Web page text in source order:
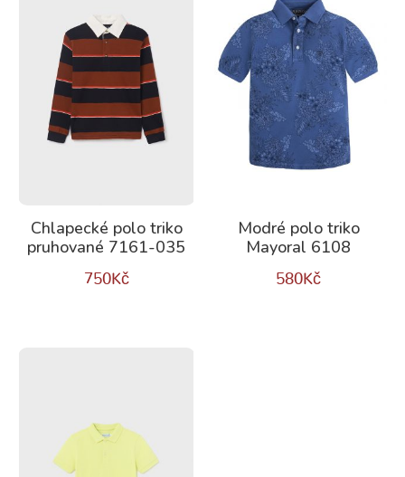
Chlapecké polo triko
pruhované 7161-035
750Kč
Modré polo triko
Mayoral 6108
580Kč